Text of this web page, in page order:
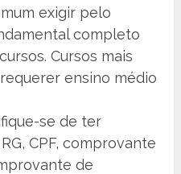
exigir pelo
completo
Cursos mais
ensino médio
se de ter
CPF, comprovante
de